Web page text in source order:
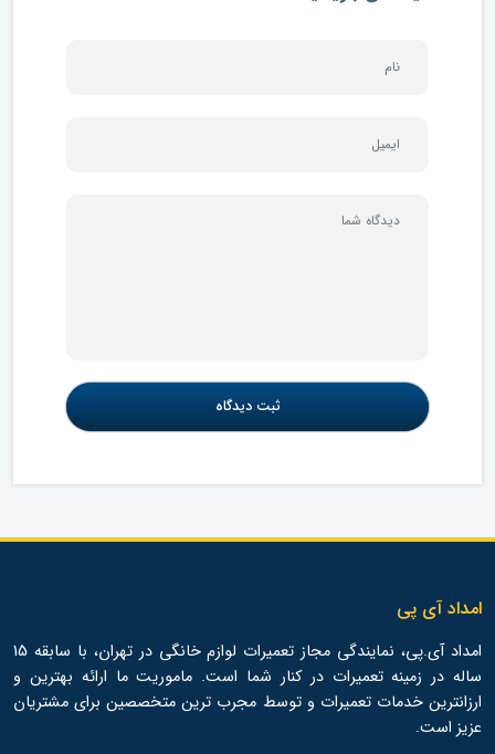
امداد آی پی
امداد آی.پی، نمایندگی مجاز تعمیرات لوازم خانگی در تهران، با سابقه 15
ساله در زمینه تعمیرات در کنار شما است. ماموریت ما ارائه بهترین و
ارزانترین خدمات تعمیرات و توسط مجرب ترین متخصصین برای مشتریان
عزیز است.